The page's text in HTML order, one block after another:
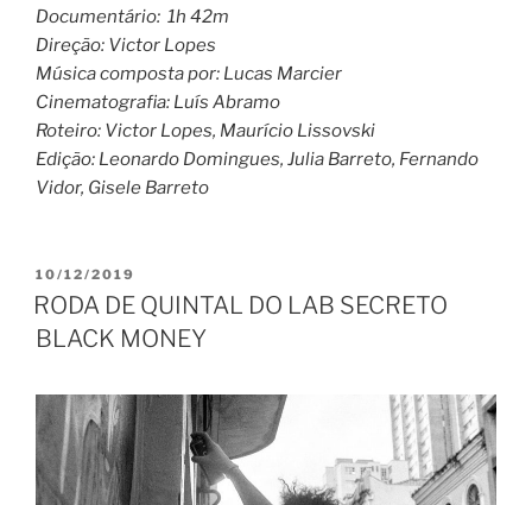
Documentário: 1h 42m
Direção: Victor Lopes
Música composta por: Lucas Marcier
Cinematografia: Luís Abramo
Roteiro: Victor Lopes, Maurício Lissovski
Edição: Leonardo Domingues, Julia Barreto, Fernando
Vidor, Gisele Barreto
PUBLICADO
EM
10/12/2019
RODA DE QUINTAL DO LAB SECRETO
BLACK MONEY